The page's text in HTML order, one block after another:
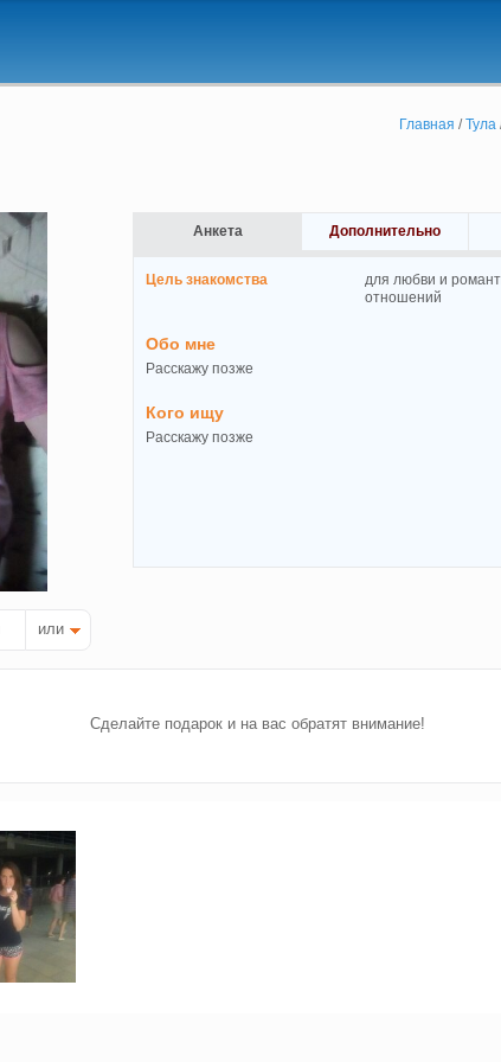
Главная /Тула
или
Анкета Дополнительно
Цель знакомства
для любви и
отношений
Обо мне
Расскажу позже
Кого ищу
Расскажу позже
Сделайте подарок и на вас обратят внимание!